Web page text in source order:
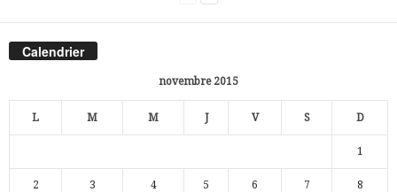
Calendrier
novembre 2015
L M M J V S D
1
2 3 4 5 6 7 8